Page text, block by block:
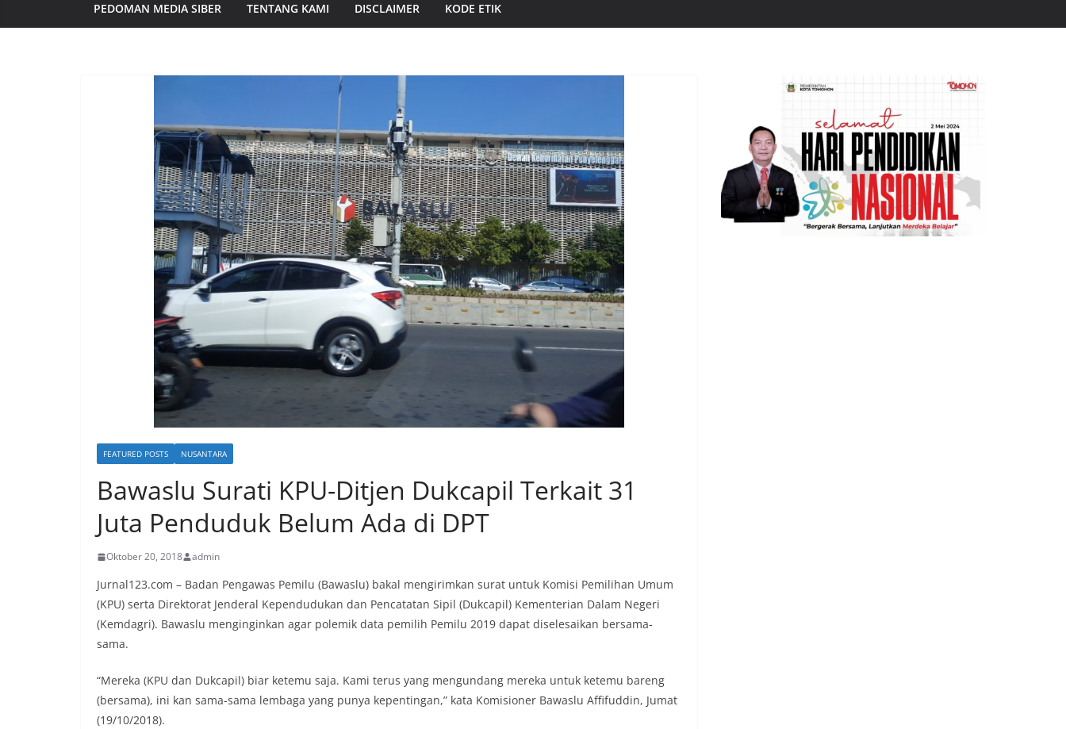
PEDOMAN MEDIA SIBER TENTANG KAMI DISCLAIMER KODE ETIK
FEATURED POSTS NUSANTARA
Bawaslu Surati KPU-Ditjen Dukcapil Terkait 31
Juta Penduduk Belum Ada di DPT
Oktober 20, 2018 admin
Jurnal123.com – Badan Pengawas Pemilu (Bawaslu) bakal mengirimkan surat untuk Komisi Pemilihan Umum
(KPU) serta Direktorat Jenderal Kependudukan dan Pencatatan Sipil (Dukcapil) Kementerian Dalam Negeri
(Kemdagri). Bawaslu menginginkan agar polemik data pemilih Pemilu 2019 dapat diselesaikan bersama-
sama.
“Mereka (KPU dan Dukcapil) biar ketemu saja. Kami terus yang mengundang mereka untuk ketemu bareng
(bersama), ini kan sama-sama lembaga yang punya kepentingan,” kata Komisioner Bawaslu Affifuddin, Jumat
(19/10/2018).